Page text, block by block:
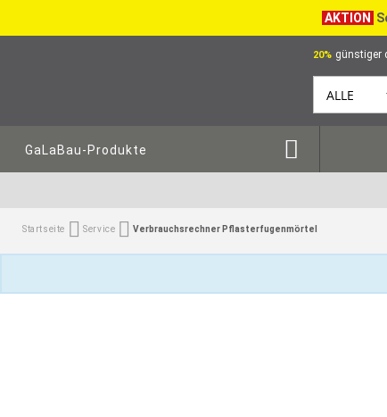
AKTION
20% günstiger
GaLaBau-Produkte
Startseite Service Verbrauchsrechner Pflasterfugenmörtel